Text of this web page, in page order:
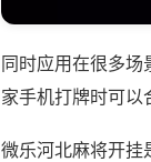
同时应用在很多场
家手机打牌时可以
微乐河北麻将开挂